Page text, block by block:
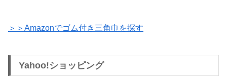
＞＞Amazonでゴム付き三角巾を探す
Yahoo!ショッピング